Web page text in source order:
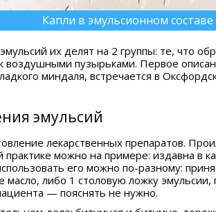
Капли в эмульсионном составе
их делят на 2 группы: те, что
воздушными пузырьками. Первое
миндаля, встречается в
эмульсий
лекарственных препаратов.
можно на примере: издавна в
его можно по-разному:
либо 1 столовую ложку
— пояснять не нужно.